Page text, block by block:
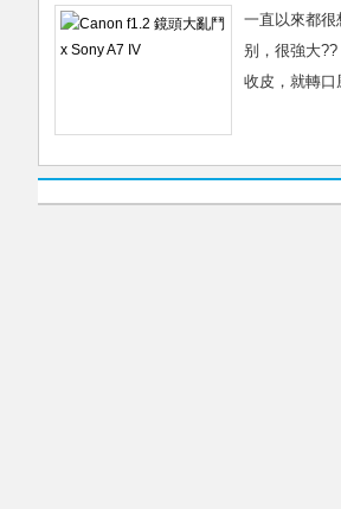
一直以來都
别，很強大
收皮，就轉口